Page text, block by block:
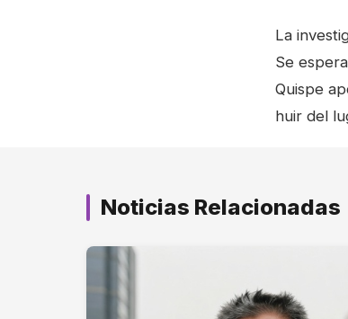
La
Se
Quispe
huir del
Noticias Relacionadas